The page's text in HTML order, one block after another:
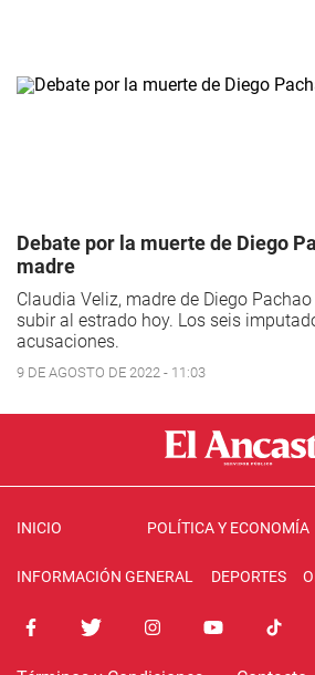
Debate por la muerte de Diego
madre
Claudia Veliz, madre de Diego
subir al estrado hoy. Los seis
acusaciones.
9 DE AGOSTO DE 2022 - 11:03
INICIO POLÍTICA Y ECONOMÍA
INFORMACIÓN GENERAL DEPORTES